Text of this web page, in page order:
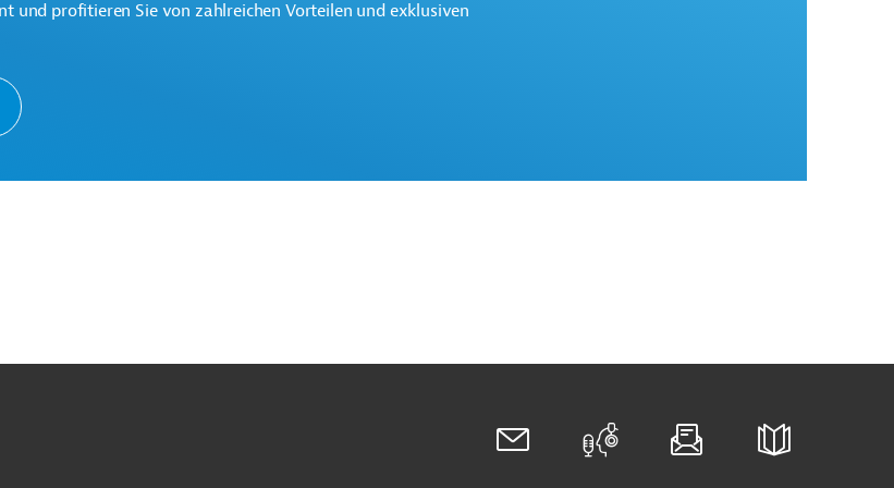
und Regierung
und profitieren Sie von zahlreichen Vorteilen und exklusiven